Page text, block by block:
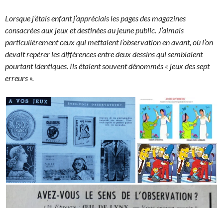
Lorsque j’étais enfant j’appréciais les pages des magazines
consacrées aux jeux et destinées au jeune public. J’aimais
particulièrement ceux qui mettaient l’observation en avant, où l’on
devait repérer les différences entre deux dessins qui semblaient
pourtant identiques. Ils étaient souvent dénommés « jeux des sept
erreurs ».